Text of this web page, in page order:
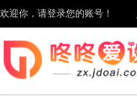
欢迎你，请登录您的账号！